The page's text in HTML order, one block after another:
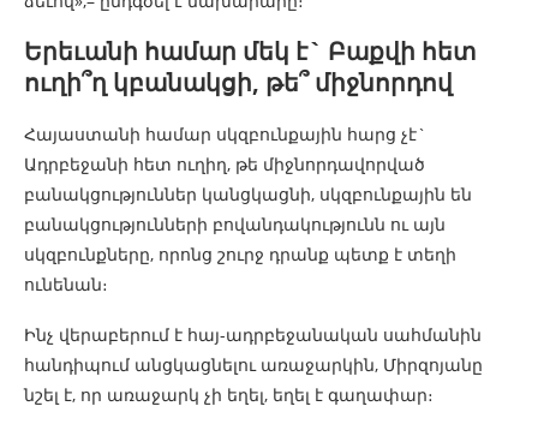
Երեւանի համար մեկ է` Բաքվի հետ
ուղի՞ղ կբանակցի, թե՞ միջնորդով
Հայաստանի համար սկզբունքային հարց չէ`
Ադրբեջանի հետ ուղիղ, թե միջնորդավորված
բանակցություններ կանցկացնի, սկզբունքային են
բանակցությունների բովանդակությունն ու այն
սկզբունքները, որոնց շուրջ դրանք պետք է տեղի
ունենան։
Ինչ վերաբերում է հայ-ադրբեջանական սահմանին
հանդիպում անցկացնելու առաջարկին, Միրզոյանը
նշել է, որ առաջարկ չի եղել, եղել է գաղափար։